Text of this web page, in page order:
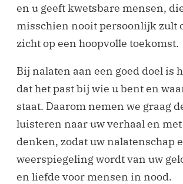
en u geeft kwetsbare mensen,
misschien nooit persoonlijk zult
zicht op een hoopvolle toekomst.
Bij nalaten aan een goed doel is
dat het past bij wie u bent en
staat. Daarom nemen we graag
luisteren naar uw verhaal en met
denken, zodat uw nalatenschap
weerspiegeling wordt van uw
en liefde voor mensen in nood.